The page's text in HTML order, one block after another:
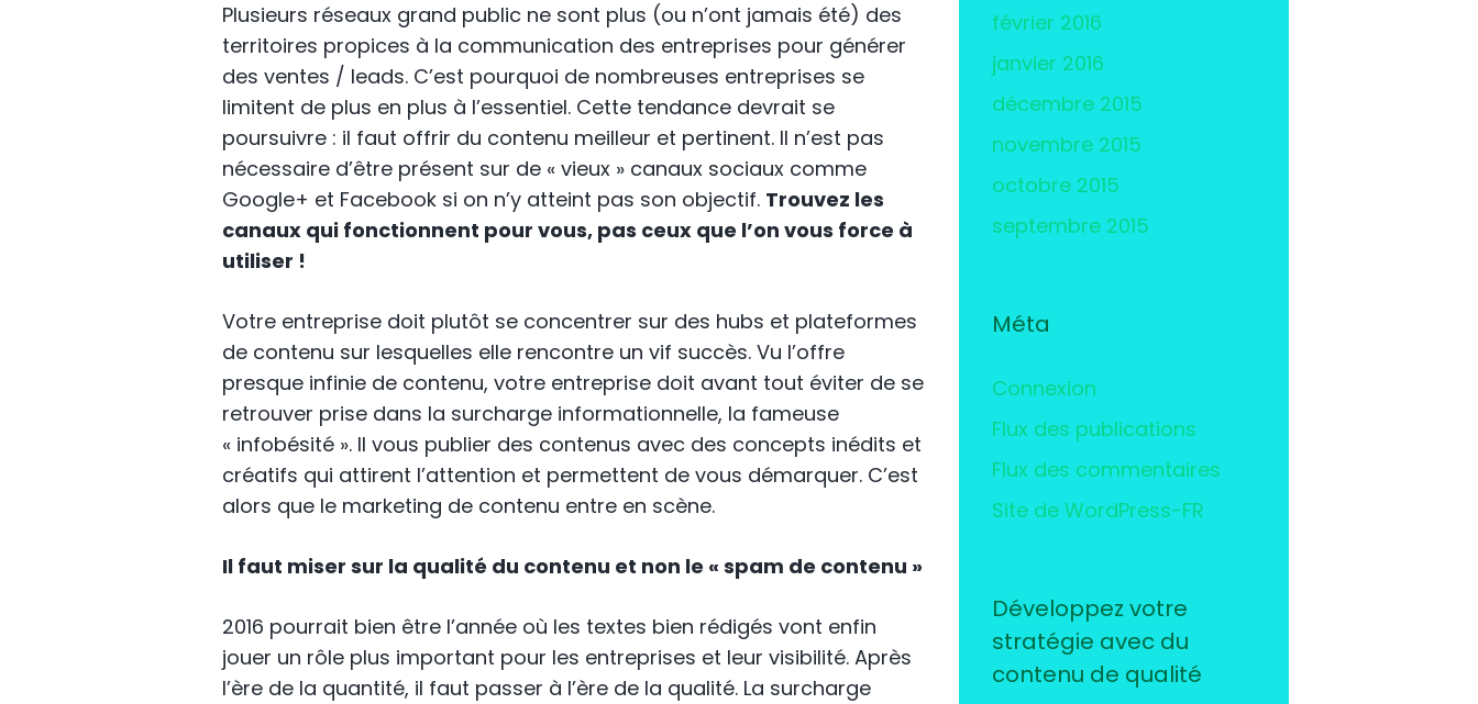
Plusieurs réseaux grand public ne sont plus (ou n’ont jamais été) des
territoires propices à la communication des entreprises pour générer
des ventes / leads. C’est pourquoi de nombreuses entreprises se
limitent de plus en plus à l’essentiel. Cette tendance devrait se
poursuivre : il faut offrir du contenu meilleur et pertinent. Il n’est pas
nécessaire d’être présent sur de « vieux » canaux sociaux comme
Google+ et Facebook si on n’y atteint pas son objectif. Trouvez les
canaux qui fonctionnent pour vous, pas ceux que l’on vous force à
utiliser !
Votre entreprise doit plutôt se concentrer sur des hubs et plateformes
de contenu sur lesquelles elle rencontre un vif succès. Vu l’offre
presque infinie de contenu, votre entreprise doit avant tout éviter de se
retrouver prise dans la surcharge informationnelle, la fameuse
« infobésité ». Il vous publier des contenus avec des concepts inédits et
créatifs qui attirent l’attention et permettent de vous démarquer. C’est
alors que le marketing de contenu entre en scène.
Il faut miser sur la qualité du contenu et non le « spam de contenu »
2016 pourrait bien être l’année où les textes bien rédigés vont enfin
jouer un rôle plus important pour les entreprises et leur visibilité. Après
l’ère de la quantité, il faut passer à l’ère de la qualité. La surcharge
février 2016
janvier 2016
décembre 2015
novembre 2015
octobre 2015
septembre 2015
Méta
Connexion
Flux des publications
Flux des commentaires
Site de WordPress-FR
Développez votre
stratégie avec du
contenu de qualité